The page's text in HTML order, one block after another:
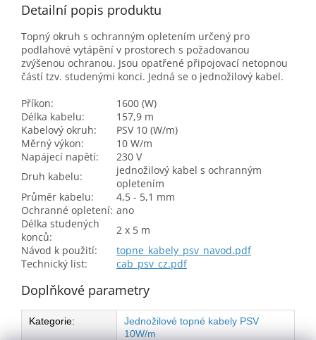
Detailní popis produktu
Topný okruh s ochranným opletením určený pro
podlahové vytápění v prostorech s požadovanou
zvýšenou ochranou. Jsou opatřené připojovací netopnou
částí tzv. studenými konci. Jedná se o jednožilový kabel.
Příkon:
1600 (W)
Délka kabelu:
157,9 m
Kabelový okruh:
PSV 10 (W/m)
Měrný výkon:
10 W/m
Napájecí napětí:
230 V
Druh kabelu:
jednožilový kabel s ochranným
opletením
Průměr kabelu:
4,5 - 5,1 mm
Ochranné opletení: ano
Délka studených
konců:
2 x 5 m
Návod k použití:
topne_kabely_psv_navod.pdf
Technický list:
cab_psv_cz.pdf
Doplňkové parametry
Kategorie:
Jednožilové topné kabely PSV
10W/m